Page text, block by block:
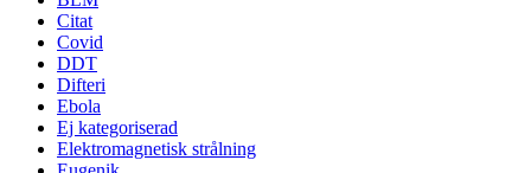
Citat
Covid
DDT
Difteri
Ebola
Ej kategoriserad
Elektromagnetisk strålning